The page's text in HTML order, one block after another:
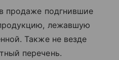
продаже подгнившие
лежавшую
Также не везде
перечень.